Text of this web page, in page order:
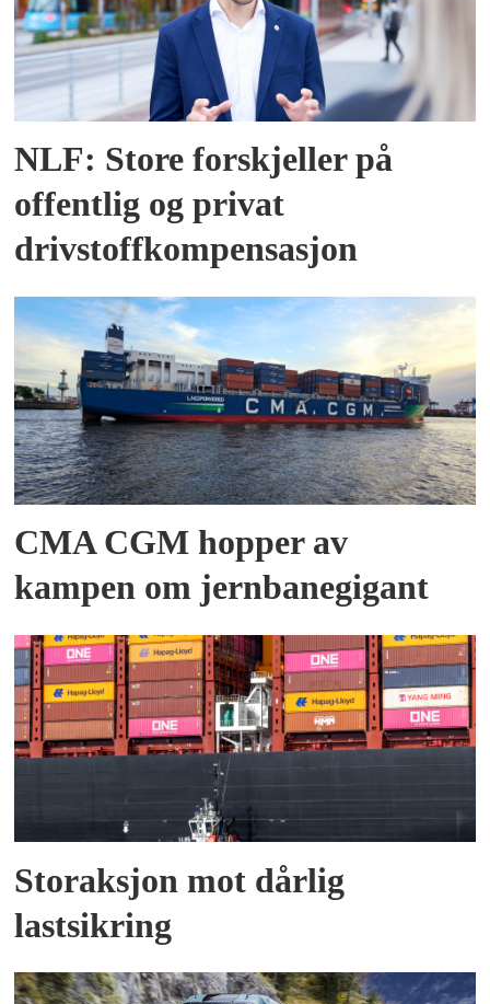
NLF: Store forskjeller på
offentlig og privat
drivstoffkompensasjon
CMA CGM hopper av
kampen om jernbanegigant
Storaksjon mot dårlig
lastsikring